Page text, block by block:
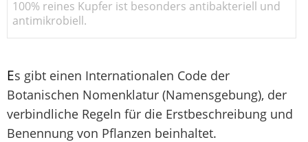
100% reines Kupfer ist besonders antibakteriell und
antimikrobiell.
Es gibt einen Internationalen Code der
Botanischen Nomenklatur (Namensgebung), der
verbindliche Regeln für die Erstbeschreibung und
Benennung von Pflanzen beinhaltet.